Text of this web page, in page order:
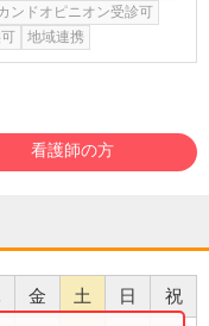
ンドオピニオン受診可
地域連携
看護師の方
金 土 日 祝